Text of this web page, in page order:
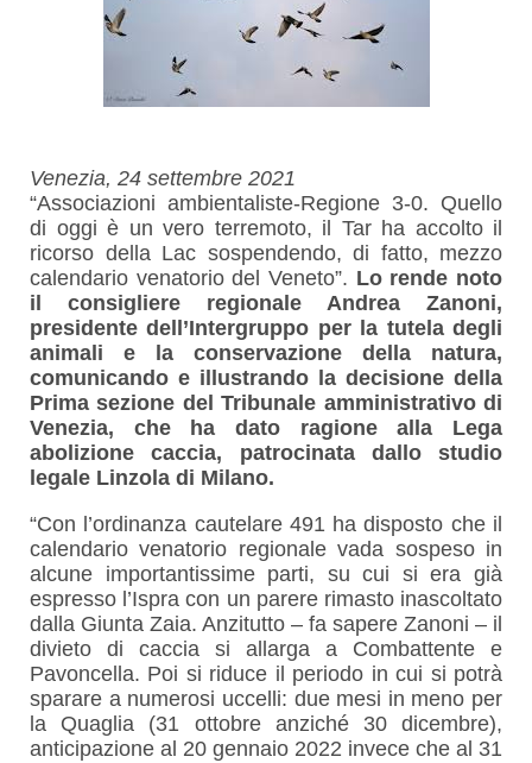
Venezia, 24 settembre 2021
“Associazioni ambientaliste-Regione 3-0. Quello
di oggi è un vero terremoto, il Tar ha accolto il
ricorso della Lac sospendendo, di fatto, mezzo
calendario venatorio del Veneto”. Lo rende noto
il consigliere regionale Andrea Zanoni,
presidente dell’Intergruppo per la tutela degli
animali e la conservazione della natura,
comunicando e illustrando la decisione della
Prima sezione del Tribunale amministrativo di
Venezia, che ha dato ragione alla Lega
abolizione caccia, patrocinata dallo studio
legale Linzola di Milano.
“Con l’ordinanza cautelare 491 ha disposto che il
calendario venatorio regionale vada sospeso in
alcune importantissime parti, su cui si era già
espresso l’Ispra con un parere rimasto inascoltato
dalla Giunta Zaia. Anzitutto – fa sapere Zanoni – il
divieto di caccia si allarga a Combattente e
Pavoncella. Poi si riduce il periodo in cui si potrà
sparare a numerosi uccelli: due mesi in meno per
la Quaglia (31 ottobre anziché 30 dicembre),
anticipazione al 20 gennaio 2022 invece che al 31